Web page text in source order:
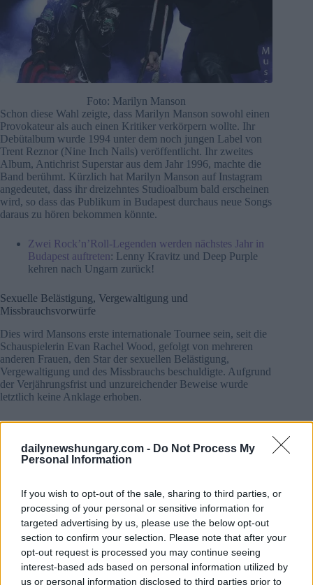
dailynewshungary.com - Do Not Process My
Personal Information
If you wish to opt-out of the sale, sharing to third parties, or
processing of your personal or sensitive information for
targeted advertising by us, please use the below opt-out
section to confirm your selection. Please note that after your
opt-out request is processed you may continue seeing
interest-based ads based on personal information utilized by
us or personal information disclosed to third parties prior to
Foto: Marilyn Manson
Schon diese Wahl zeigte, dass Marilyn Manson sowohl einen
Provokateur als auch einen Kritiker verkörpern wollte. Ihr
Debütalbum wurde 1994 unter dem noch jungen Label von
Trent Reznor (Nine Inch Nails) veröffentlicht. Ihr zweites
Album, Antichrist Superstar aus dem Jahr 1996, machte die
Band berühmt. Kürzlich hat Marilyn Manson auf Instagram
angedeutet, dass ihr dreizehntes Studioalbum bald erscheinen
wird, so dass das Publikum in Budapest durchaus neue Songs
daraus zu hören bekommen könnte.
Zwei Rock’n’Roll-Legenden werden nächstes Jahr in
Budapest auftreten: Lenny Kravitz und Deep Purple
kehren nach Ungarn zurück!
Sexuelle Belästigung, Vergewaltigung und
Missbrauchsvorwürfe
Dies wird Mansons erste internationale Tournee sein, seit die
Schauspielerin Evan Rachel Wood, gefolgt von mehreren
anderen Frauen, den Star der sexuellen Belästigung,
Vergewaltigung und des Missbrauchs beschuldigte. Aufgrund
der Verjährungsfrist und unzureichender Beweise wurde
letztlich keine Anklage erhoben.